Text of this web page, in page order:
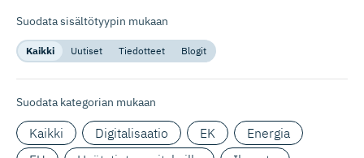
Suodata sisältötyypin mukaan
Kaikki Uutiset Tiedotteet Blogit
Suodata kategorian mukaan
Kaikki Digitalisaatio EK
Energia